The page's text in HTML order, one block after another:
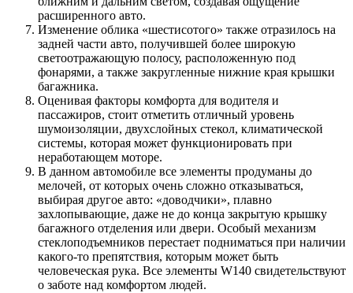
расширенного авто.
Изменение облика «шестисотого» также отразилось на
задней части авто, получившей более широкую
светоотражающую полосу, расположенную под
фонарями, а также закругленные нижние края крышки
багажника.
Оценивая факторы комфорта для водителя и
пассажиров, стоит отметить отличный уровень
шумоизоляции, двухслойных стекол, климатической
системы, которая может функционировать при
неработающем моторе.
В данном автомобиле все элементы продуманы до
мелочей, от которых очень сложно отказываться,
выбирая другое авто: «доводчики», плавно
захлопывающие, даже не до конца закрытую крышку
багажного отделения или двери. Особый механизм
стеклоподъемников перестает подниматься при наличии
какого-то препятствия, которым может быть
человеческая рука. Все элементы W140 свидетельствуют
о заботе над комфортом людей.